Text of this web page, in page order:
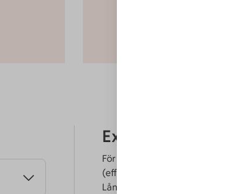
Exempel på
För ett lån på
(effektiv ränta 8,19 %) så
Lånet återbetalas under 96